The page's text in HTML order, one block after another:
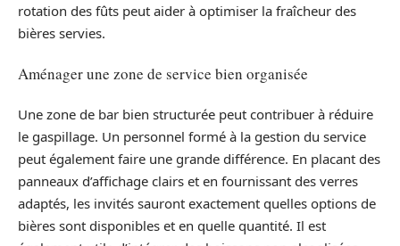
rotation des fûts peut aider à optimiser la fraîcheur des
bières servies.
Aménager une zone de service bien organisée
Une zone de bar bien structurée peut contribuer à réduire
le gaspillage. Un personnel formé à la gestion du service
peut également faire une grande différence. En placant des
panneaux d’affichage clairs et en fournissant des verres
adaptés, les invités sauront exactement quelles options de
bières sont disponibles et en quelle quantité. Il est